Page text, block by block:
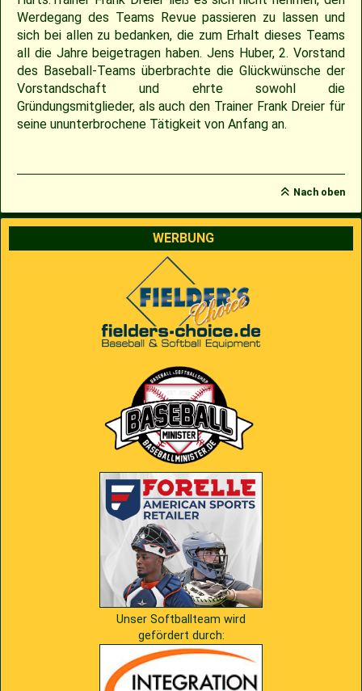
Werdegang des Teams Revue passieren zu lassen und
sich bei allen zu bedanken, die zum Erhalt dieses Teams
all die Jahre beigetragen haben. Jens Huber, 2. Vorstand
des Baseball-Teams überbrachte die Glückwünsche der
Vorstandschaft und ehrte sowohl die
Gründungsmitglieder, als auch den Trainer Frank Dreier für
seine ununterbrochene Tätigkeit von Anfang an.
Nach oben
WERBUNG
Unser Softballteam wird
gefördert durch:
2010
2009
2007
Saison 2011
Saison 2010
Saison 2009